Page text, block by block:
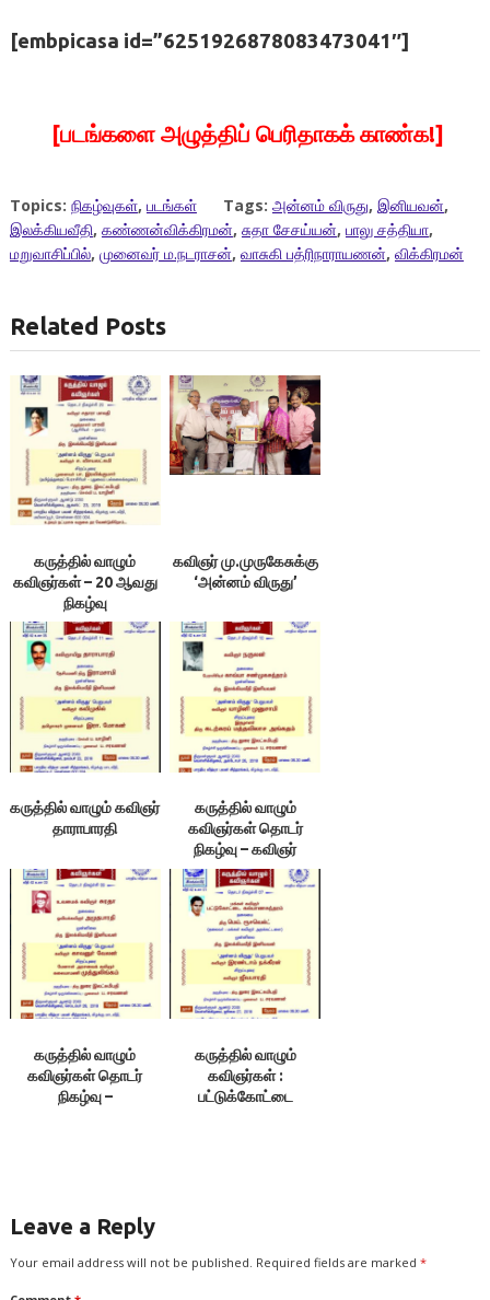
[embpicasa id=”6251926878083473041″]
[படங்களை அழுத்திப் பெரிதாகக் காண்க!]
Topics: நிகழ்வுகள், படங்கள் Tags: அன்னம் விருது, இனியவன்,
இலக்கியவீதி, கண்ணன்விக்கிரமன், சுதா சேசய்யன், பாலு சத்தியா,
மறுவாசிப்பில், முனைவர் ம.நடராசன், வாசுகி பத்ரிநாராயணன், விக்கிரமன்
Related Posts
கருத்தில் வாழும்
கவிஞர்கள் – 20 ஆவது
நிகழ்வு
கவிஞர் மு.முருகேசுக்கு
‘அன்னம் விருது’
கருத்தில் வாழும் கவிஞர்
தாராபாரதி
கருத்தில் வாழும்
கவிஞர்கள் தொடர்
நிகழ்வு – கவிஞர்
நகுலன்
கருத்தில் வாழும்
கவிஞர்கள் தொடர்
நிகழ்வு –
கருத்தில் வாழும்
கவிஞர்கள் :
பட்டுக்கோட்டை
Leave a Reply
Your email address will not be published. Required fields are marked *